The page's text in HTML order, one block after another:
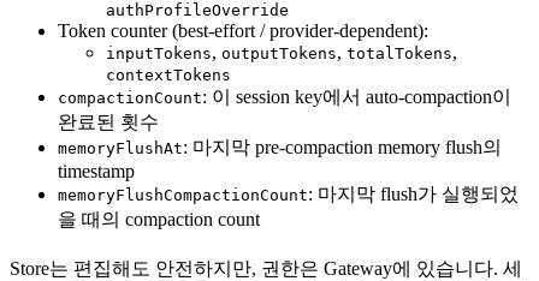
authProfileOverride
Token counter (best-effort / provider-dependent):
inputTokens, outputTokens, totalTokens,
contextTokens
compactionCount: 이 session key에서 auto-compaction이
완료된 횟수
memoryFlushAt: 마지막 pre-compaction memory flush의
timestamp
memoryFlushCompactionCount: 마지막 flush가 실행되었
을 때의 compaction count
Store는 편집해도 안전하지만, 권한은 Gateway에 있습니다. 세